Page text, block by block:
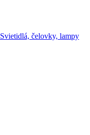
Svietidlá, čelovky, lampy